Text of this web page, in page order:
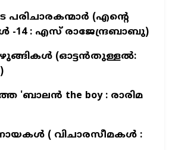
(എന്‍റെ
-14 : എസ് രാജേന്ദ്രബാബു)
(ഓട്ടൻതുള്ളൽ:
'ബാലൻ the boy : രാരിമ
( വിചാരസീമകൾ :